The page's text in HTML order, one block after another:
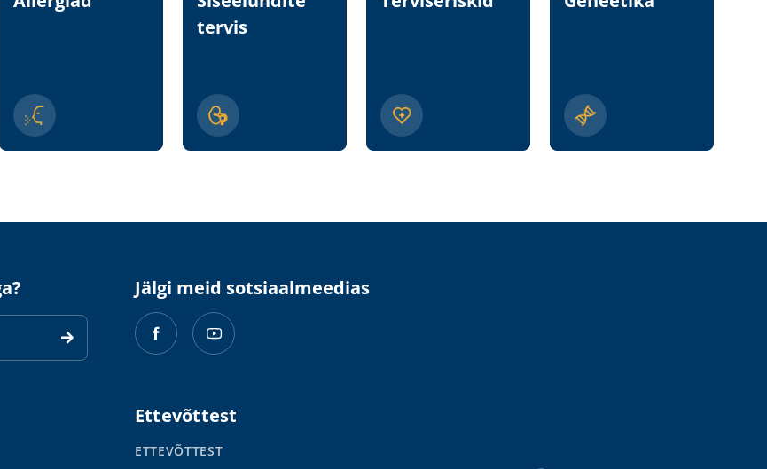
tervis
Jälgi meid sotsiaalmeedias
Ettevõttest
ETTEVÕTTEST